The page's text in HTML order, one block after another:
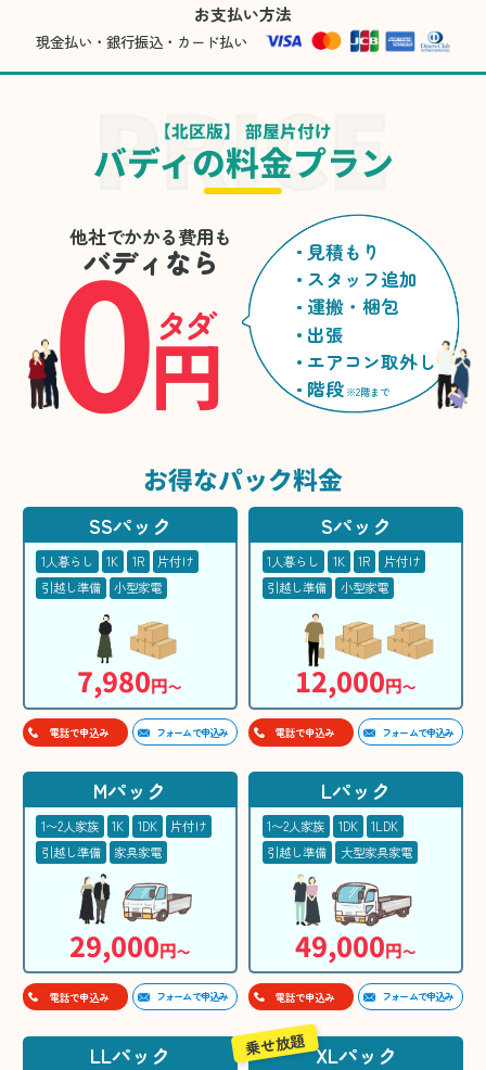
お支払い方法
現金払い・銀行振込・カード払い
【北区版】 部屋片付け
バディの料金プラン
他社でかかる費用も
バディなら
0円
タダ
見積もり
スタッフ追加
運搬・梱包
出張
エアコン取外し
階段 ※2階まで
お得なパック料金
SSパック
1人暮らし 1K 1R
片付け
引越し準備
小型家電
7,980円〜
電話で申込み フォームで申込み
Sパック
1人暮らし 1K 1R
片付け
引越し準備
小型家電
12,000円〜
電話で申込み フォームで申込み
Mパック
1〜2人家族 1K 1DK
片付け
引越し準備
家具家電
29,000円〜
電話で申込み フォームで申込み
Lパック
1〜2人家族 1DK
1LDK
引越し準備
大型家具家電
49,000円〜
電話で申込み フォームで申込み
LLパック XLパック
乗せ放題